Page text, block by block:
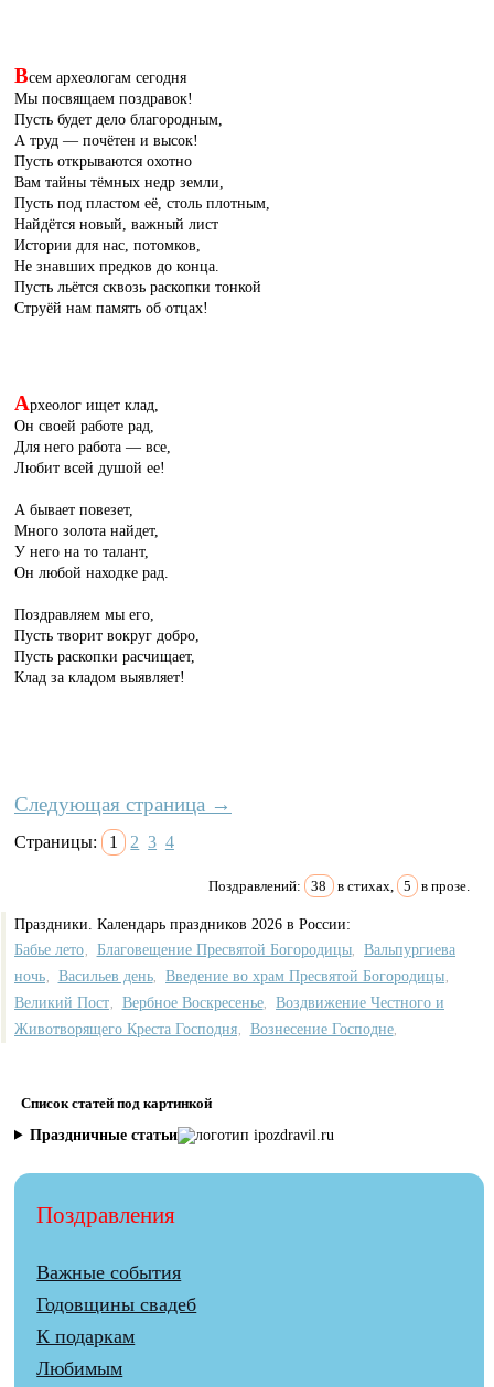
Всем археологам сегодня
Мы посвящаем поздравок!
Пусть будет дело благородным,
А труд — почётен и высок!
Пусть открываются охотно
Вам тайны тёмных недр земли,
Пусть под пластом её, столь плотным,
Найдётся новый, важный лист
Истории для нас, потомков,
Не знавших предков до конца.
Пусть льётся сквозь раскопки тонкой
Струёй нам память об отцах!
Археолог ищет клад,
Он своей работе рад,
Для него работа — все,
Любит всей душой ее!
А бывает повезет,
Много золота найдет,
У него на то талант,
Он любой находке рад.
Поздравляем мы его,
Пусть творит вокруг добро,
Пусть раскопки расчищает,
Клад за кладом выявляет!
Следующая страница →
Страницы: 1 2 3 4
Поздравлений: 38 в стихах, 5 в прозе.
Праздники. Календарь праздников 2026 в России:
Бабье лето
Благовещение Пресвятой Богородицы
Вальпургиева
ночь
Васильев день Введение во храм Пресвятой Богородицы
Великий Пост Вербное Воскресенье
Воздвижение Честного и
Животворящего Креста Господня
Вознесение Господне
Список статей под картинкой
Праздничные статьи
Поздравления
Важные события
Годовщины свадеб
К подаркам
Любимым